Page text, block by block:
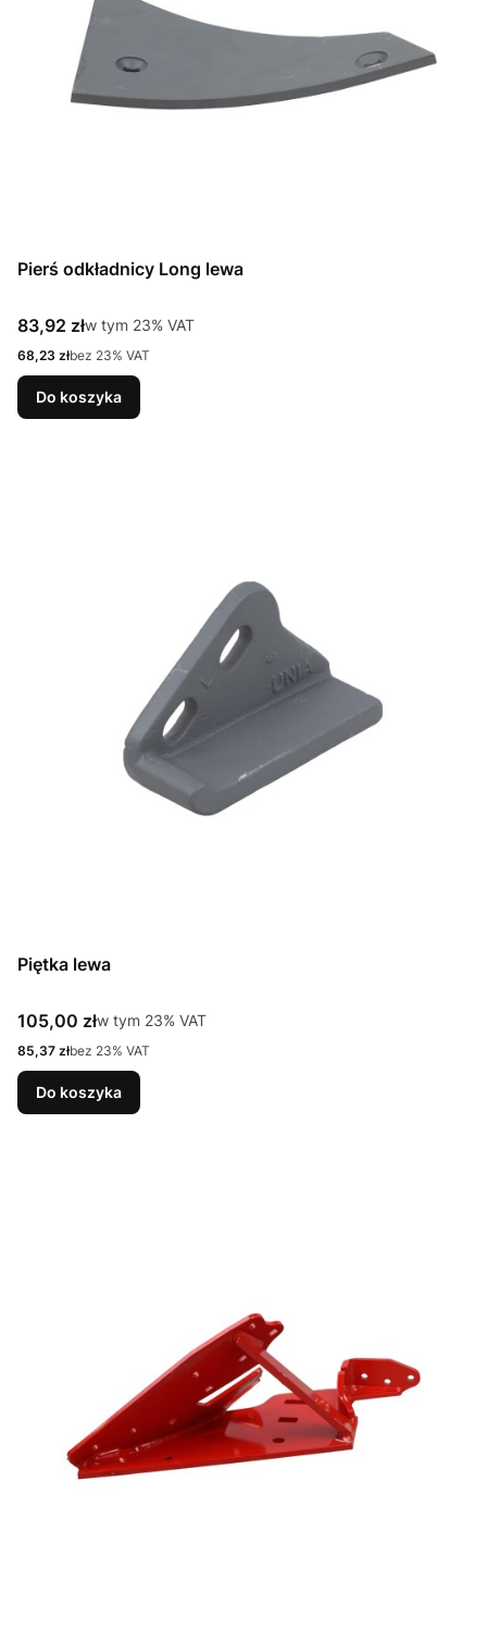
Pierś odkładnicy Long lewa
Cena brutto
83,92 złw tym %s VAT
w tym 23% VAT
Cena netto
68,23 złbez 23% VAT
Do koszyka
Piętka lewa
Cena brutto
105,00 złw tym %s VAT
w tym 23% VAT
Cena netto
85,37 złbez 23% VAT
Do koszyka